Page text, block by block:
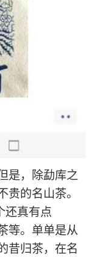
是，除勐库之
的名山茶。
还真有点
等。单单是从
昔归茶，在名